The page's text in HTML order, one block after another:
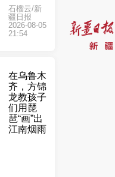
石榴云/新
疆日报
2026-08-05
21:54
在乌鲁木
齐，方锦
龙教孩子
们用琵
琶“画”出
江南烟雨